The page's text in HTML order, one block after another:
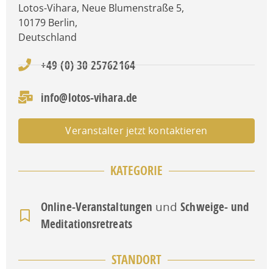
Lotos-Vihara, Neue Blumenstraße 5,
10179 Berlin,
Deutschland
+49 (0) 30 25762164
info@lotos-vihara.de
Veranstalter jetzt kontaktieren
KATEGORIE
Online-Veranstaltungen undSchweige- und
Meditationsretreats
STANDORT